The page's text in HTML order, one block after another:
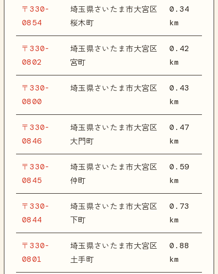
〒330-
0854
埼玉県さいたま市大宮区
桜木町
0.34
km
〒330-
0802
埼玉県さいたま市大宮区
宮町
0.42
km
〒330-
0800
埼玉県さいたま市大宮区
0.43
km
〒330-
0846
埼玉県さいたま市大宮区
大門町
0.47
km
〒330-
0845
埼玉県さいたま市大宮区
仲町
0.59
km
〒330-
0844
埼玉県さいたま市大宮区
下町
0.73
km
〒330-
0801
埼玉県さいたま市大宮区
土手町
0.88
km